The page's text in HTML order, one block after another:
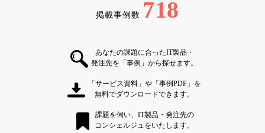
掲載事例数 718
あなたの課題に合ったIT製品・
発注先を「事例」から探せます。
「サービス資料」や「事例PDF」を
無料でダウンロードできます。
課題を伺い、IT製品・発注先の
コンシェルジュをいたします。